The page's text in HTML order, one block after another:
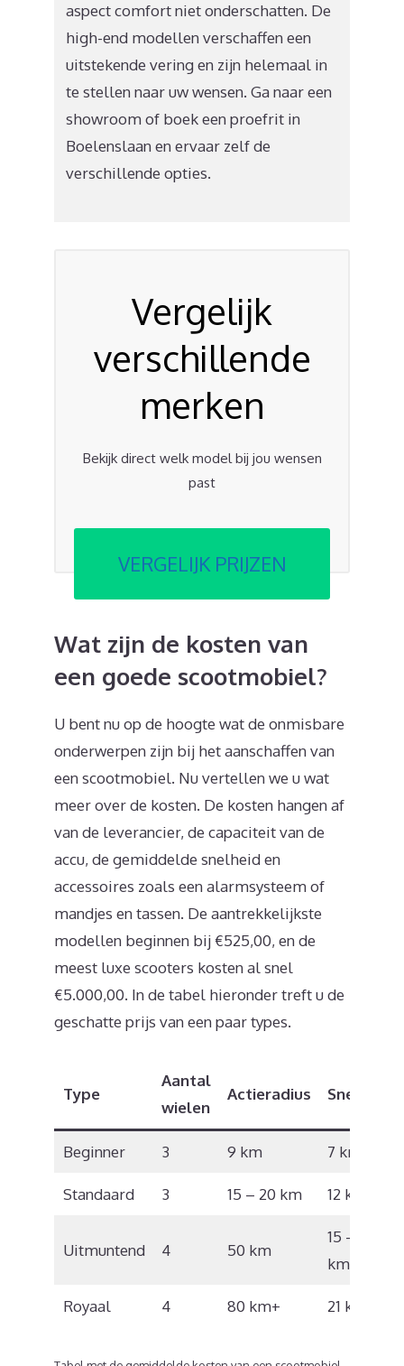
aspect comfort niet onderschatten. De
high-end modellen verschaffen een
uitstekende vering en zijn helemaal in
te stellen naar uw wensen. Ga naar een
showroom of boek een proefrit in
Boelenslaan en ervaar zelf de
verschillende opties.
Vergelijk
verschillende
merken
Bekijk direct welk model bij jou wensen
past
VERGELIJK PRIJZEN
Wat zijn de kosten van
een goede scootmobiel?
U bent nu op de hoogte wat de onmisbare
onderwerpen zijn bij het aanschaffen van
een scootmobiel. Nu vertellen we u wat
meer over de kosten. De kosten hangen af
van de leverancier, de capaciteit van de
accu, de gemiddelde snelheid en
accessoires zoals een alarmsysteem of
mandjes en tassen. De aantrekkelijkste
modellen beginnen bij €525,00, en de
meest luxe scooters kosten al snel
€5.000,00. In de tabel hieronder treft u de
geschatte prijs van een paar types.
Type
Aantal
wielen
Actieradius Snelheid
Beginner 3 9 km 7 km/u
Standaard 3 15 – 20 km 12 km/u
Uitmuntend 4 50 km
15 – 17
km/u
Royaal 4 80 km+ 21 km/u